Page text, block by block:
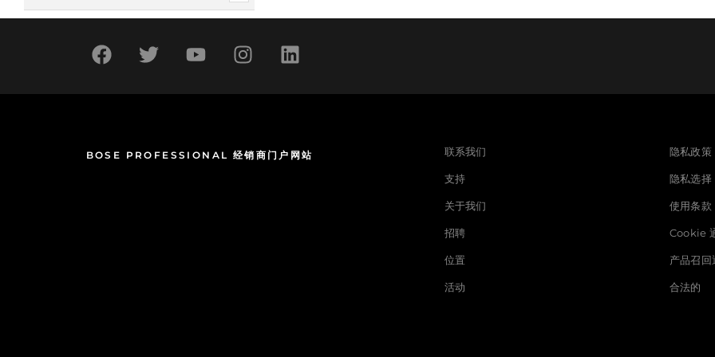
BOSE PROFESSIONAL 经销商门户网站 联系我们
支持
关于我们
招聘
位置
活动
隐私政策
隐私选择
使用条款
Cookie
产品召回
合法的